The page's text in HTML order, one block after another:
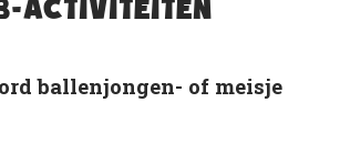
ACTIVITEITEN
ballenjongen- of meisje